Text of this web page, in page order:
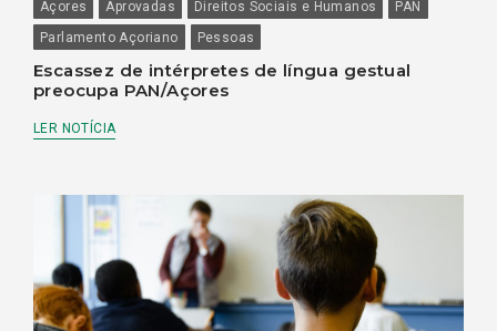
Açores Aprovadas Direitos Sociais e Humanos
PAN
Parlamento Açoriano
Pessoas
Escassez de intérpretes de língua gestual
preocupa PAN/Açores
LER NOTÍCIA